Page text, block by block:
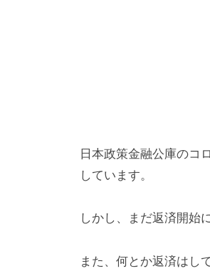
日本政策金融公庫のコ
しています。
しかし、まだ返済開始
また、何とか返済はし